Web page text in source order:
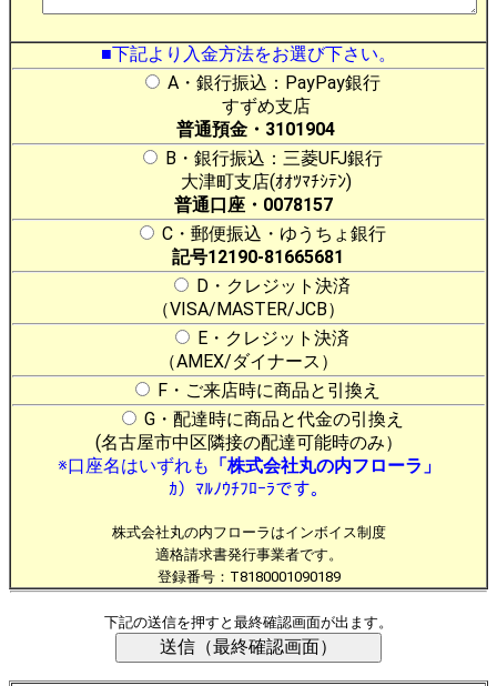
■下記より入金方法をお選び下さい。
A・銀行振込：PayPay銀行
すずめ支店
普通預金・3101904
B・銀行振込：三菱UFJ銀行
大津町支店(ｵｵﾂﾏﾁｼﾃﾝ)
普通口座・0078157
C・郵便振込・ゆうちょ銀行
記号12190-81665681
D・クレジット決済
（VISA/MASTER/JCB）
E・クレジット決済
（AMEX/ダイナース）
F・ご来店時に商品と引換え
G・配達時に商品と代金の引換え
(名古屋市中区隣接の配達可能時のみ）
※口座名はいずれも 「株式会社丸の内フローラ」
ｶ）ﾏﾙﾉｳﾁﾌﾛｰﾗです。
株式会社丸の内フローラはインボイス制度
適格請求書発行事業者です。
登録番号：T8180001090189
下記の送信を押すと最終確認画面が出ます。